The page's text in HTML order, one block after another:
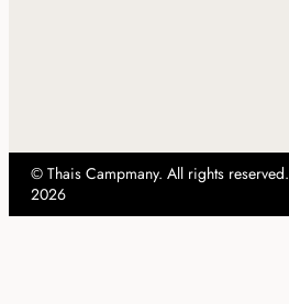
© Thais Campmany. All rights reserved.
2026